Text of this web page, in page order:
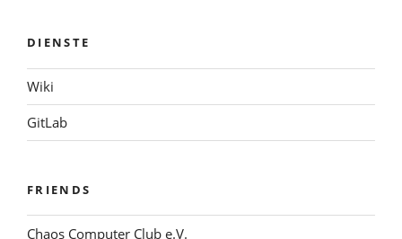
DIENSTE
Wiki
GitLab
FRIENDS
Chaos Computer Club e.V.